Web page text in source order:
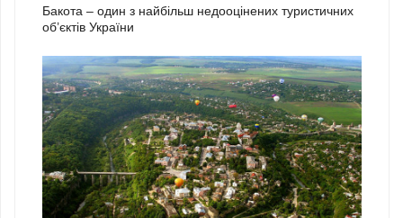
Бакота – один з найбільш недооцінених туристичних
об’єктів України